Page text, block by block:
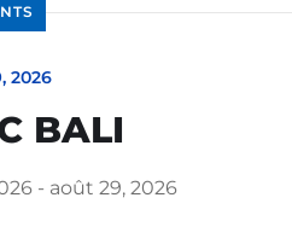
2026
BALI
- août 29, 2026